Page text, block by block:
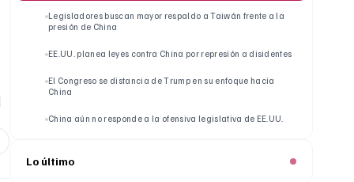
Legisladores buscan mayor respaldo a Taiwán frente a la
presión de China
EE.UU. planea leyes contra China por represión a disidentes
El Congreso se distancia de Trump en su enfoque hacia
China
China aún no responde a la ofensiva legislativa de EE.UU.
Lo último